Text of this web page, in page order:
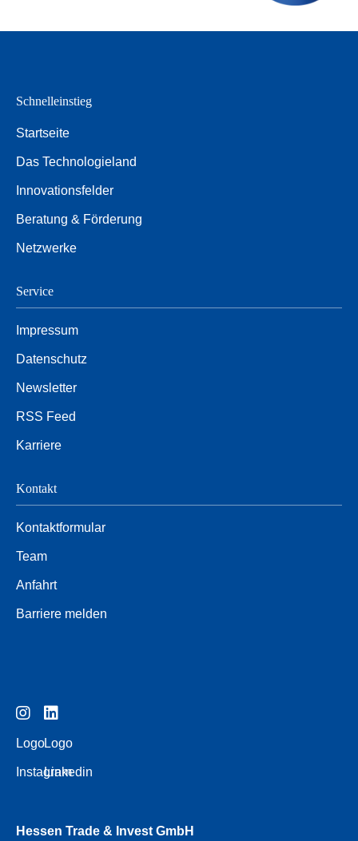
Schnelleinstieg
Startseite
Das Technologieland
Innovationsfelder
Beratung & Förderung
Netzwerke
Service
Impressum
Datenschutz
Newsletter
RSS Feed
Karriere
Kontakt
Kontaktformular
Team
Anfahrt
Barriere melden
Logo
Instagram
Logo
Linkedin
Hessen Trade & Invest GmbH